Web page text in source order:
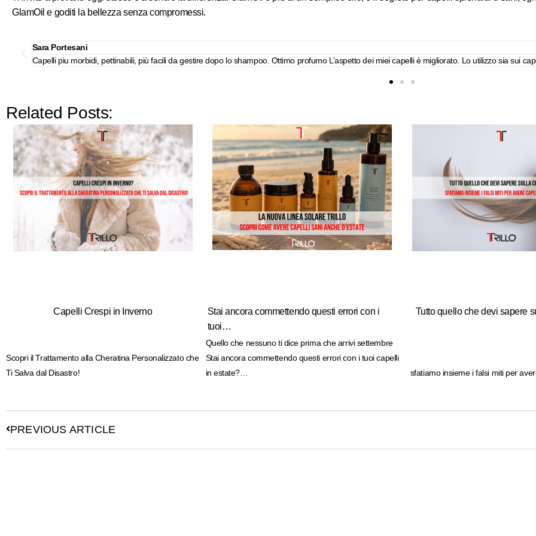
GlamOil e goditi la bellezza senza compromessi.
Francesca Carrara
Glam oil è un prodotto SUPER! Rende i miei capelli lucidi, setosi e stupendi. Vittoria Cocchi Da quando uso GLAMOIL ho i capelli molto più
Related Posts:
Capelli Crespi in Inverno
Scopri il Trattamento alla Cheratina Personalizzato che
Ti Salva dal Disastro!
Stai ancora commettendo questi errori con i
tuoi…
Quello che nessuno ti dice prima che arrivi settembre
Stai ancora commettendo questi errori con i tuoi capelli
in estate?…
Tutto quello che devi sapere
sfatiamo insieme i falsi miti per
PREVIOUS ARTICLE